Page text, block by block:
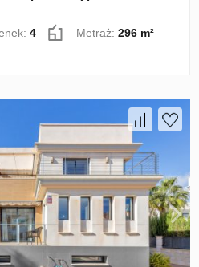
4 Metraż:296 m²